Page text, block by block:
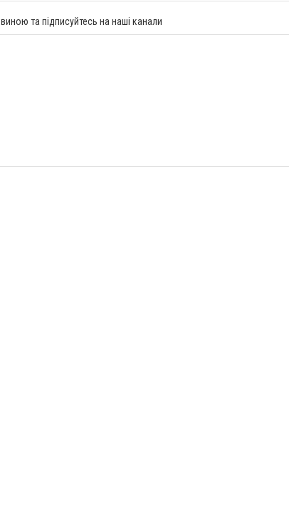
та підписуйтесь на наші канали